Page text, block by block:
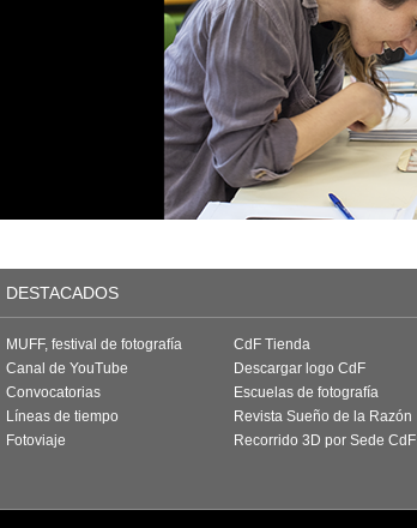
DESTACADOS
MUFF, festival de fotografía
Canal de YouTube
Convocatorias
Líneas de tiempo
Fotoviaje
CdF Tienda
Descargar logo CdF
Escuelas de fotografía
Revista Sueño de la Razón
Recorrido 3D por Sede CdF